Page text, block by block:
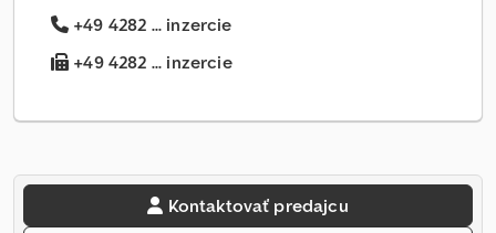
+49 4282 ... inzercie
+49 4282 ... inzercie
Kontaktovať predajcu